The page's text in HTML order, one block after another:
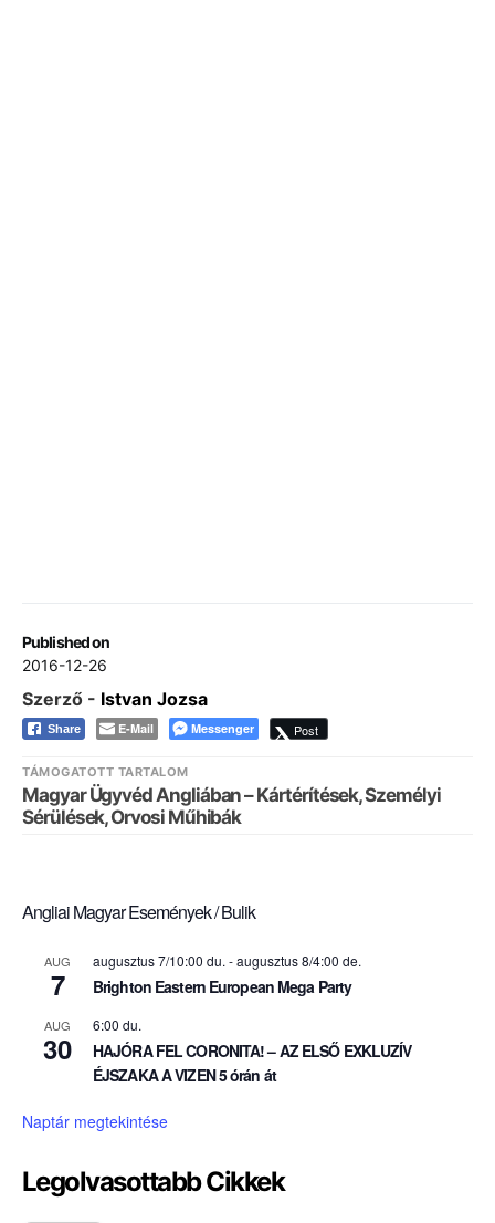
Published on
2016-12-26
Szerző - Istvan Jozsa
Share E-Mail Messenger Post
TÁMOGATOTT TARTALOM
Magyar Ügyvéd Angliában – Kártérítések, Személyi
Sérülések, Orvosi Műhibák
Angliai Magyar Események / Bulik
AUG
7
augusztus 7/10:00 du. -augusztus 8/4:00 de.
Brighton Eastern European Mega Party
AUG
30
6:00 du.
HAJÓRA FEL CORONITA! – AZ ELSŐ EXKLUZÍV
ÉJSZAKA A VIZEN 5 órán át
Naptár megtekintése
Legolvasottabb Cikkek